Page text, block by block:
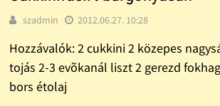
szadmin 2012.06.27. 10:28
Hozzávalók: 2 cukkini 2 közepes
tojás 2-3 evõkanál liszt 2 gerezd
bors étolaj